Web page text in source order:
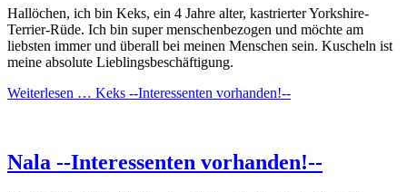
Hallöchen, ich bin Keks, ein 4 Jahre alter, kastrierter Yorkshire-
Terrier-Rüde. Ich bin super menschenbezogen und möchte am
liebsten immer und überall bei meinen Menschen sein. Kuscheln ist
meine absolute Lieblingsbeschäftigung.
Weiterlesen … Keks --Interessenten vorhanden!--
Nala --Interessenten vorhanden!--